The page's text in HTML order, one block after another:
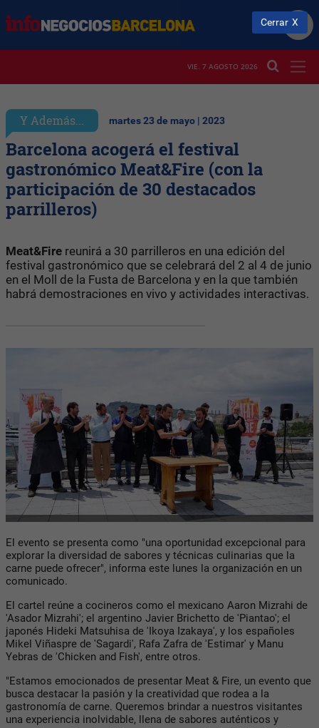
VIE. 7 AGOSTO 2026
Y Además... martes 23 de mayo | 2023
Barcelona acogerá el festival
gastronómico Meat&Fire (con la
participación de 30 destacados
parrilleros)
Meat&Fire reunirá a 30 parrilleros en una edición del
festival gastronómico que se celebrará del 2 al 4 de junio
en el Moll de la Fusta de Barcelona y en la que también
habrá demostraciones en vivo y actividades interactivas.
El evento se presenta como "una oportunidad excepcional para
explorar la diversidad de sabores y técnicas culinarias que la
carne puede ofrecer", informa este lunes la organización en un
comunicado.
El cartel reúne a cocineros como el mexicano Aaron Mizrahi de
'Asador Mizrahi'; el argentino Javier Brichetto de 'Piantao'; el
japonés Hideki Matsuhisa de 'Ikoya Izakaya', y los españoles
Mikel Viñaspre de 'Sagardi', Rafa Zafra de 'Estimar' y Manu
Yebras de 'Chicken and Fish', entre otros.
"Estamos emocionados de presentar Meat & Fire, un evento que
busca destacar la pasión y la creatividad que rodea a la
gastronomía de carne. Queremos brindar a nuestros visitantes
una experiencia inolvidable, llena de sabores auténticos y
Cerrar